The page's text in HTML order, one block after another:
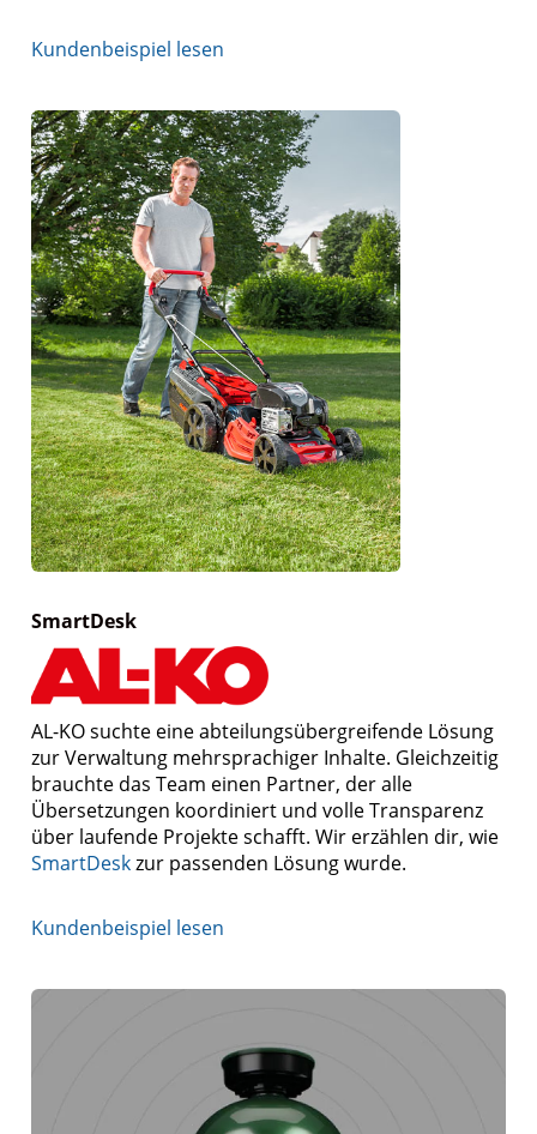
Kundenbeispiel lesen
SmartDesk
AL-KO suchte eine abteilungsübergreifende Lösung
zur Verwaltung mehrsprachiger Inhalte. Gleichzeitig
brauchte das Team einen Partner, der alle
Übersetzungen koordiniert und volle Transparenz
über laufende Projekte schafft. Wir erzählen dir, wie
SmartDeskzur passenden Lösung wurde.
Kundenbeispiel lesen